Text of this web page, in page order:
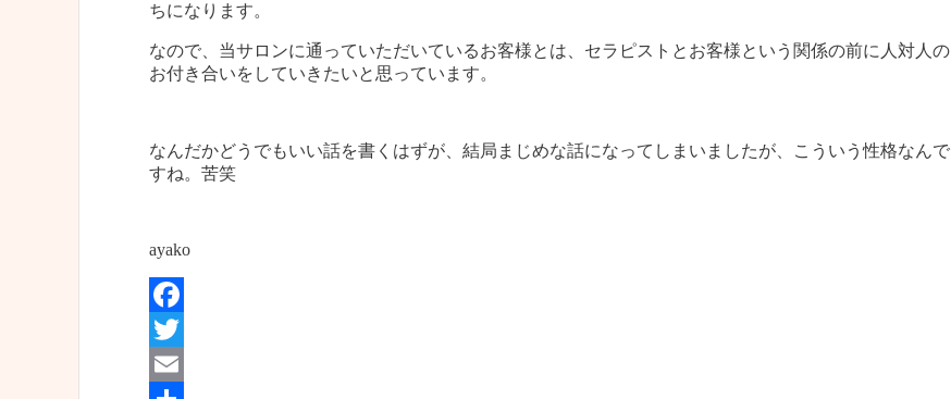
ちになります。
なので、当サロンに通っていただいているお客様とは、セラピストとお客様という関係の前に人対人の
お付き合いをしていきたいと思っています。
なんだかどうでもいい話を書くはずが、結局まじめな話になってしまいましたが、こういう性格なんで
すね。苦笑
ayako
Facebook
Twitter